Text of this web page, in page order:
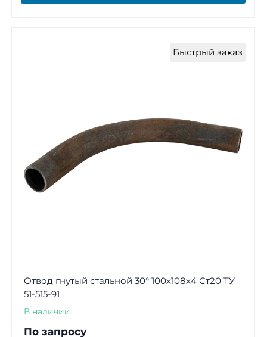
Быстрый заказ
Отвод гнутый стальной 30° 100х108х4 Ст20 ТУ
51-515-91
В наличии
По запросу